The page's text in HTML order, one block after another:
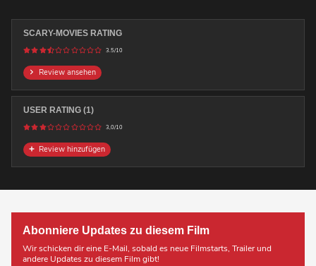
SCARY-MOVIES RATING
3.5/10
Review ansehen
USER RATING (1)
3,0/10
Review hinzufügen
Abonniere Updates zu diesem Film
Wir schicken dir eine E-Mail, sobald es neue Filmstarts, Trailer und
andere Updates zu diesem Film gibt!